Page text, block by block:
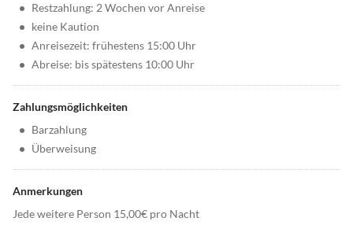
• Restzahlung: 2 Wochen vor Anreise
• keine Kaution
• Anreisezeit: frühestens 15:00 Uhr
• Abreise: bis spätestens 10:00 Uhr
Zahlungsmöglichkeiten
• Barzahlung
• Überweisung
Anmerkungen
Jede weitere Person 15,00€ pro Nacht